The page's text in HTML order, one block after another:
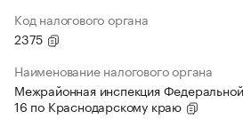
Код налогового органа
2375
Наименование налогового органа
Межрайонная инспекция
16 по Краснодарскому краю